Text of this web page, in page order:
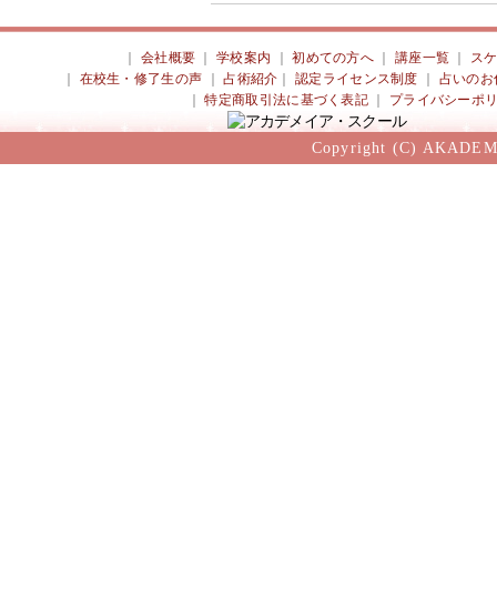
会社概要 ｜学校案内 ｜初めての方へ 講座一覧
ス
在校生・修了生の声 ｜占術紹介 ｜認定ライセンス制度
占いのお
｜特定商取引法に基づく表記 プライバシーポ
Copyright (C)